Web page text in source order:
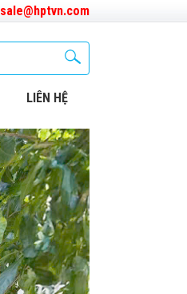
sale@hptvn.com
LIÊN HỆ